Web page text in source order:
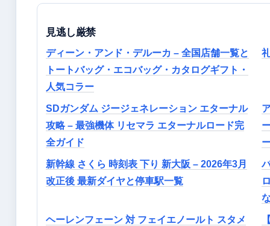
見逃し厳禁
ディーン・アンド・デルーカ – 全国店舗一覧と
トートバッグ・エコバッグ・カタログギフト・
人気コラー
SDガンダム ジージェネレーション エターナル
攻略 – 最強機体 リセマラ エターナルロード完
全ガイド
新幹線 さくら 時刻表 下り 新大阪 – 2026年3月
改正後 最新ダイヤと停車駅一覧
ヘーレンフェーン 対 フェイエノールト スタメ